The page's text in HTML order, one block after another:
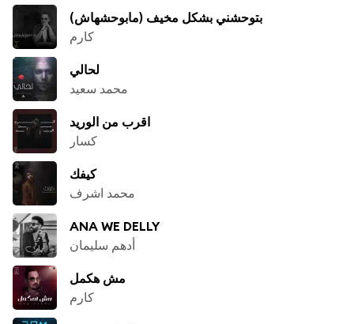
بتوحشني بشكل مخيف (مابوحشهاش)
كارم
لحالي
محمد سعيد
اقرب من الوريد
كسار
كيفك
محمد اشرف
ANA WE DELLY
أدهم سليمان
مش هكمل
كارم